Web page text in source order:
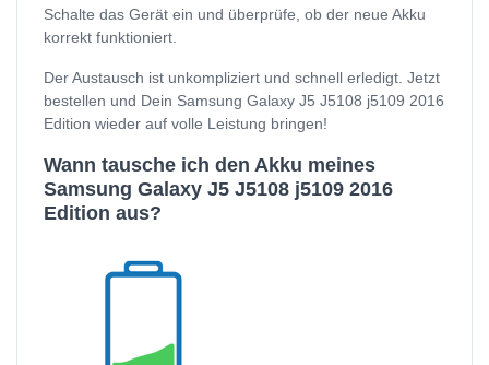
Schalte das Gerät ein und überprüfe, ob der neue Akku
korrekt funktioniert.
Der Austausch ist unkompliziert und schnell erledigt. Jetzt
bestellen und Dein Samsung Galaxy J5 J5108 j5109 2016
Edition wieder auf volle Leistung bringen!
Wann tausche ich den Akku meines
Samsung Galaxy J5 J5108 j5109 2016
Edition aus?